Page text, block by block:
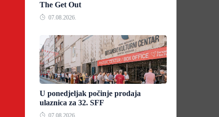
The Get Out
07.08.2026.
U ponedjeljak počinje prodaja
ulaznica za 32. SFF
07.08.2026.